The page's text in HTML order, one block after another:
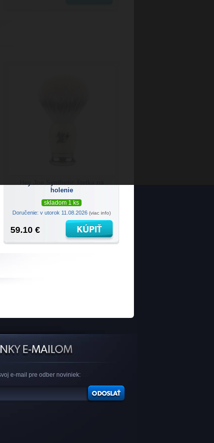
holenie
skladom 1 ks
Doručenie: v utorok 11.08.2026 (viac info)
59.10 €
e-mail pre odber noviniek: